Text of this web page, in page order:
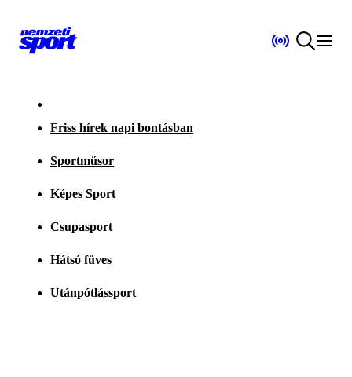
Friss hírek napi bontásban
Sportműsor
Képes Sport
Csupasport
Hátsó füves
Utánpótlássport